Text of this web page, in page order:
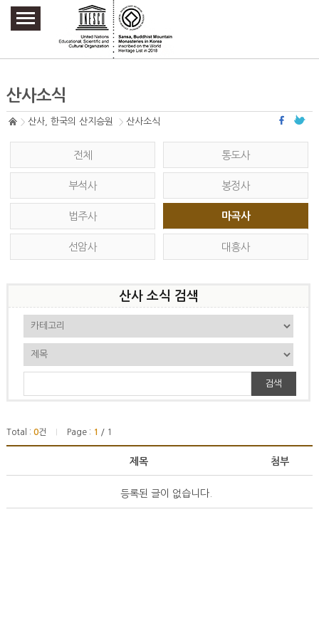
주요메뉴 바로가기
본문 바로가기
하단메뉴 바로가기
산사소식
산사, 한국의 산지승원 산사소식
전체 통도사
부석사 봉정사
법주사 마곡사
선암사 대흥사
산사 소식 검색
검색
Total : 0건 Page : 1 / 1
제목 첨부
등록된 글이 없습니다.